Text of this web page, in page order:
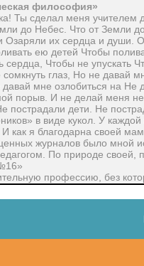
философия»
Ты сделал меня учителем
до Небес. Что от Земли
Озаряли их сердца и
ею детей Чтобы
сердца, Чтобы не упускать
глаз, Но не давай
давай мне озлобиться на
порыв. И не делай меня
пострадали дети. Не
в виде кукол. У
как я благодарна своей
журналов было мной
По природе своей,
профессию, без
Для меня учитель – это
сосуды, которые вода
со мной. 1.Вода – это